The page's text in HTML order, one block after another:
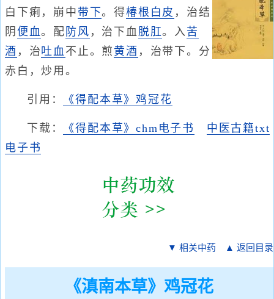
白下痢，崩中 带下。得椿根白皮 ，治结
阴 便血。配 防风 ，治下血 脱肛。入苦
酒 ，治吐血不止。煎 黄酒 ，治带下。分
赤白，炒用。
引用： 《得配本草》鸡冠花
下载： 《得配本草》chm电子书
中医古籍txt
电子书
▼ 相关中药 ▲ 返回目录
《滇南本草》鸡冠花